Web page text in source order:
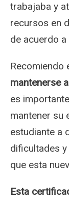
trabajaba y
recursos en
de acuerdo
Recomiendo
mantenerse
es
mantener su
estudiante a
dificultades
que esta
Esta